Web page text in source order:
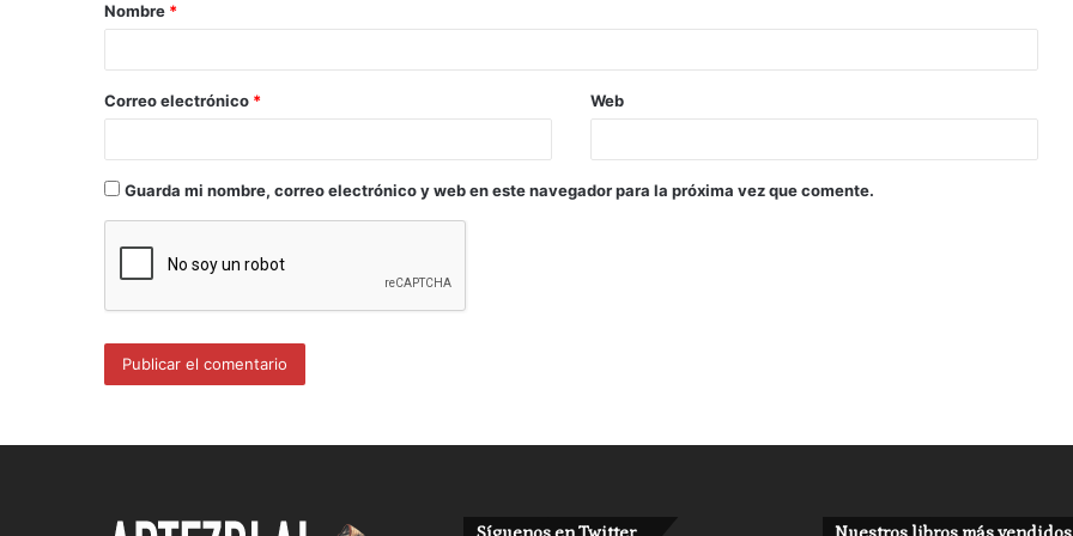
Nombre *
Correo electrónico * Web
Guarda mi nombre, correo electrónico y web en este navegador para la próxima vez que comente.